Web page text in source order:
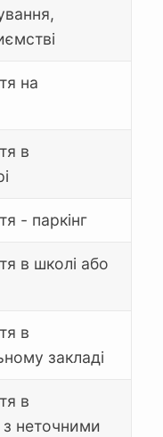
на
в
- паркінг
в школі або
в
закладі
в
з неточними